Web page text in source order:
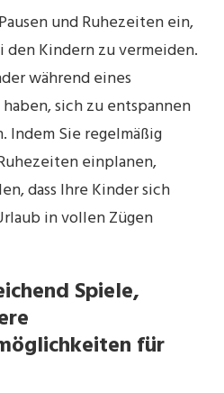
und Ruhezeiten ein,
Kindern zu vermeiden.
während eines
sich zu entspannen
Indem Sie regelmäßig
einplanen,
dass Ihre Kinder sich
in vollen Zügen
Spiele,
für